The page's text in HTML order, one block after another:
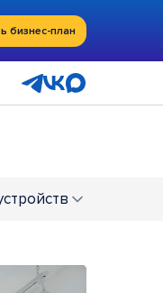
бизнес-план